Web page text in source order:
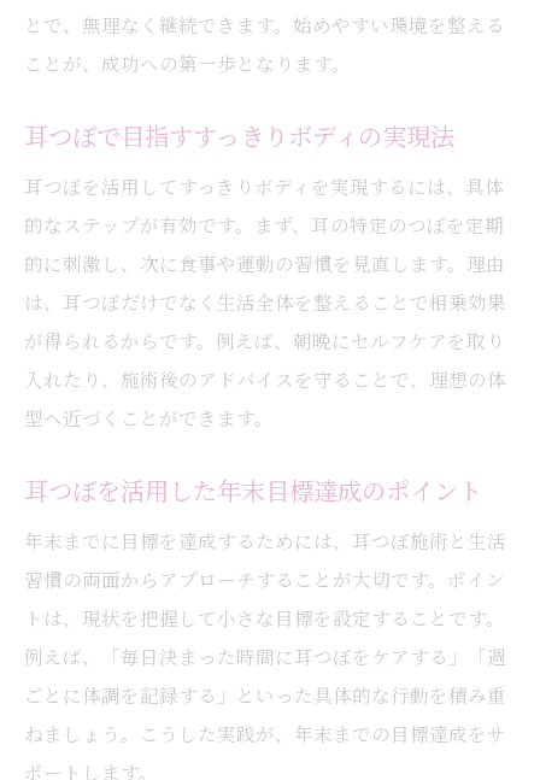
耳つぼが選ばれる理由とその実感ポイント
耳つぼダイエットの効果的な続け方とは
耳つぼダイエットを効果的に続ける習慣術
耳つぼの貼り替え頻度とセルフケアのコツ
耳つぼダイエットで挫折しないポイント
耳つぼ施術と食事管理のバランスを解説
耳つぼを活かした継続的な目標達成方法
耳つぼダイエットを成功へ導く工夫とは
耳つぼの安全性と副作用への正しい理解
耳つぼ施術を安心して受けるための基礎知
識
耳つぼダイエットのリスクと予防策を紹介
耳つぼの専門家による正しい指導の重要性
耳つぼ施術時のリラックス環境の選び方
耳つぼの安全管理と信頼できる施術先選び
とで、無理なく継続できます。始めやすい環境を整える
ことが、成功への第一歩となります。
耳つぼで目指すすっきりボディの実現法
耳つぼを活用してすっきりボディを実現するには、具体
的なステップが有効です。まず、耳の特定のつぼを定期
的に刺激し、次に食事や運動の習慣を見直します。理由
は、耳つぼだけでなく生活全体を整えることで相乗効果
が得られるからです。例えば、朝晩にセルフケアを取り
入れたり、施術後のアドバイスを守ることで、理想の体
型へ近づくことができます。
耳つぼを活用した年末目標達成のポイント
年末までに目標を達成するためには、耳つぼ施術と生活
習慣の両面からアプローチすることが大切です。ポイン
トは、現状を把握して小さな目標を設定することです。
例えば、「毎日決まった時間に耳つぼをケアする」「週
ごとに体調を記録する」といった具体的な行動を積み重
ねましょう。こうした実践が、年末までの目標達成をサ
ポートします。